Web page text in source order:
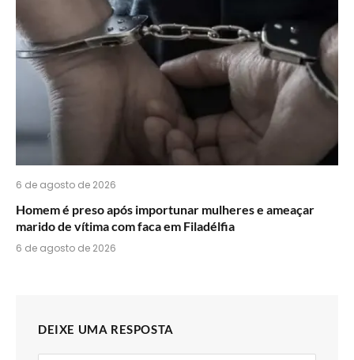
6 de agosto de 2026
Homem é preso após importunar mulheres e ameaçar
marido de vítima com faca em Filadélfia
6 de agosto de 2026
DEIXE UMA RESPOSTA